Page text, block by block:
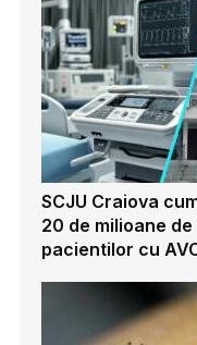
SCJU Craiova
20 de milioane
pacientilor cu